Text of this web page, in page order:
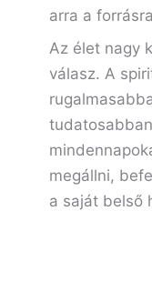
arra a
Az élet nagy
válasz. A
megállni,
a saját belső